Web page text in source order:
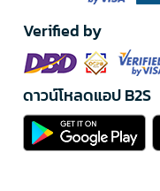
Verified by
ดาวน์โหลดแอป B2S